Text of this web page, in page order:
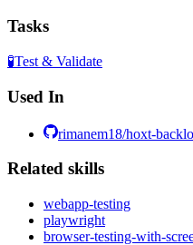
Tasks
🧪Test & Validate
Used In
rimanem18/hoxt-
Related skills
webapp-testing
playwright
browser-testing-with-